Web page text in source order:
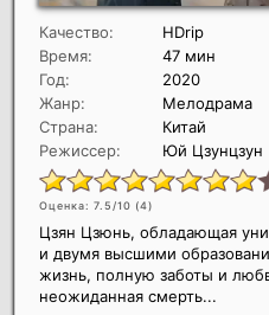
Качество:
HDrip
Время:
47 мин
Год:
2020
Жанр:
Мелодрама
Страна:
Китай
Режиссер:
Юй Цзунцзун
Оценка: 7.5/10 (4)
Цзян Цзюнь, обладающая
и двумя высшими
жизнь, полную заботы и
неожиданная смерть...